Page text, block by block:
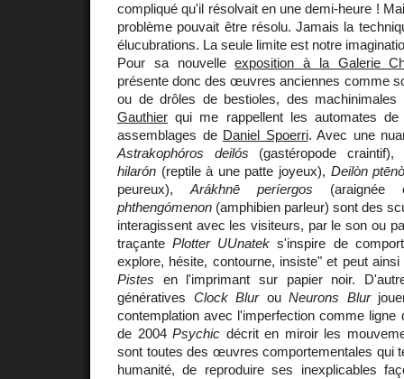
compliqué qu'il résolvait en une demi-heure !
problème pouvait être résolu. Jamais la
élucubrations. La seule limite est notre
Pour sa nouvelleexposition à la Galerie
présente donc des œuvres anciennes comme
ou de drôles de bestioles, des
Gauthier qui me rappellent les automates
assemblages de Daniel Spoerri. Avec une
Astrakophóros deilós (gastéropode craintif),
hilarón (reptile à une patte joyeux), Deilòn
peureux), Arákhnē períergos (araignée
phthengómenon (amphibien parleur) sont des
interagissent avec les visiteurs, par le son ou
traçantePlotter UUnatek s'inspire de
explore, hésite, contourne, insiste" et peut
Pistes en l'imprimant sur papier noir.
génératives Clock BlurouNeurons Blur
contemplation avec l'imperfection comme ligne
de 2004 Psychic décrit en miroir les
sont toutes des œuvres comportementales qui
humanité, de reproduire ses inexplicables